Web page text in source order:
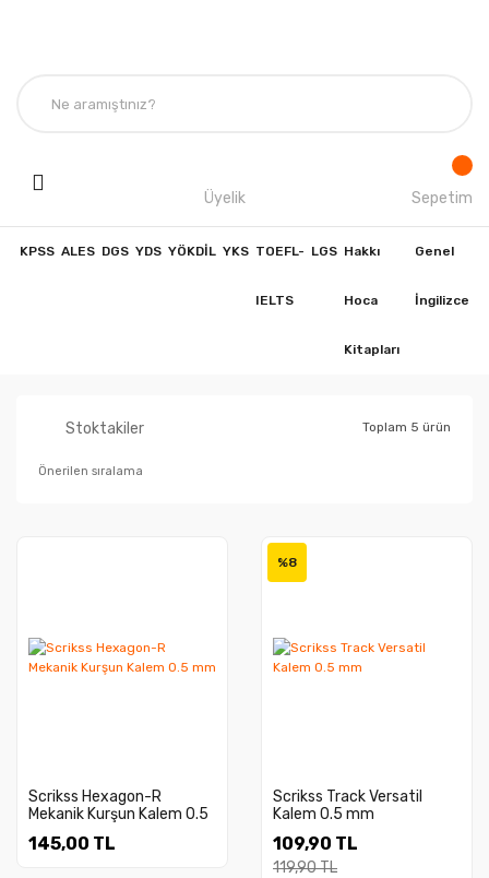
Üyelik Sepetim
KPSS ALES DGS YDS YÖKDİL YKS TOEFL-
IELTS
LGS Hakkı
Hoca
Kitapları
Genel
İngilizce
Stoktakiler Toplam 5 ürün
Scrikss Hexagon-R
Mekanik Kurşun Kalem 0.5
145,00 TL
%8
Scrikss Track Versatil
Kalem 0.5 mm
109,90 TL
119,90 TL